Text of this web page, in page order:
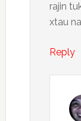
rajin
xtau
Reply